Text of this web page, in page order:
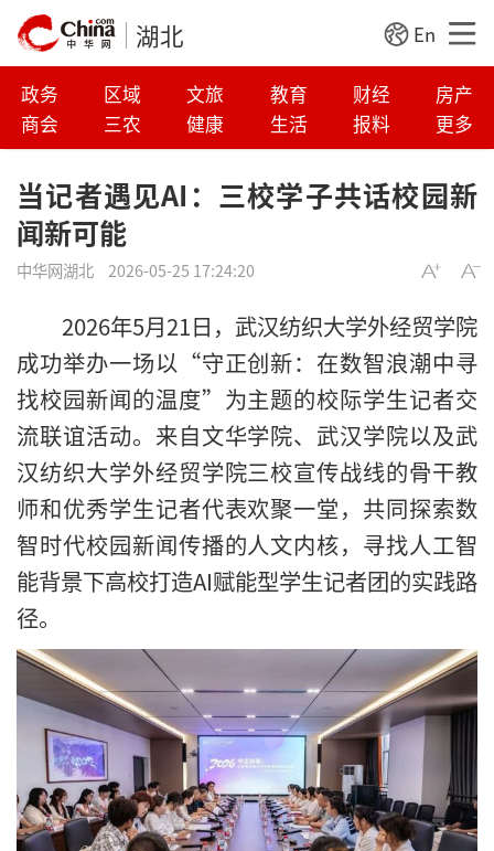
湖北 En
政务 区域 文旅 教育 财经
房产
商会
三农 健康 生活 报料 更多
当记者遇见AI：三校学子共话校园新
闻新可能
中华网湖北 2026-05-25 17:24:20
2026年5月21日，武汉纺织大学外经贸学院
成功举办一场以“守正创新：在数智浪潮中寻
找校园新闻的温度”为主题的校际学生记者交
流联谊活动。来自文华学院、武汉学院以及武
汉纺织大学外经贸学院三校宣传战线的骨干教
师和优秀学生记者代表欢聚一堂，共同探索数
智时代校园新闻传播的人文内核，寻找人工智
能背景下高校打造AI赋能型学生记者团的实践路
径。